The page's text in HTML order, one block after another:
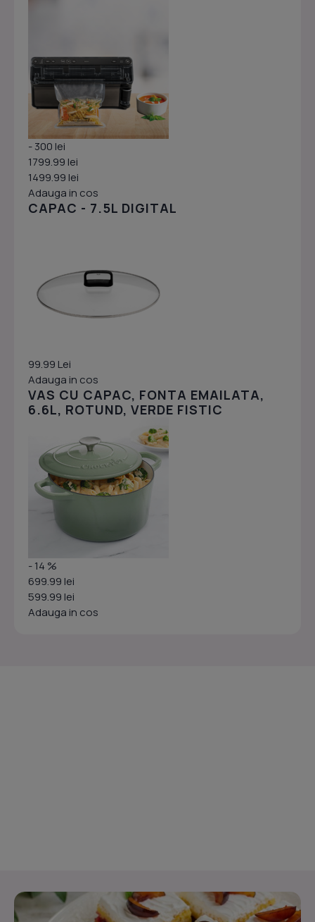
- 300 lei
1799.99 lei
1499.99 lei
Adauga in cos
CAPAC - 7.5L DIGITAL
99.99 Lei
Adauga in cos
VAS CU CAPAC, FONTA EMAILATA,
6.6L, ROTUND, VERDE FISTIC
- 14 %
699.99 lei
599.99 lei
Adauga in cos